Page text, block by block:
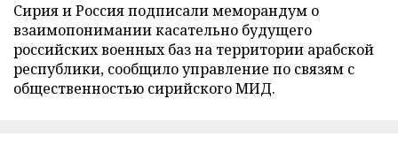
Сирия и Россия подписали меморандум о
взаимопонимании касательно будущего
российских военных баз на территории арабской
республики, сообщило управление по связям с
общественностью сирийского МИД.